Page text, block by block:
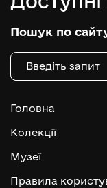
Пошук по
Головна
Колекції
Музеї
Правила